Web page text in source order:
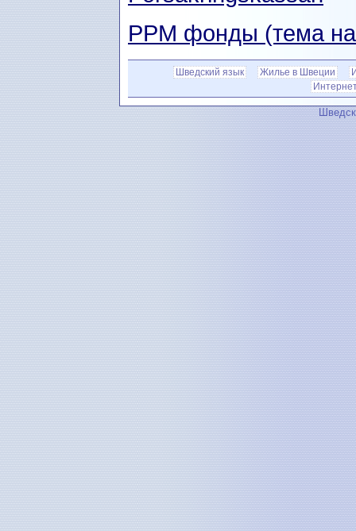
РРМ фонды (тема
Шведский язык Жилье в Швеции